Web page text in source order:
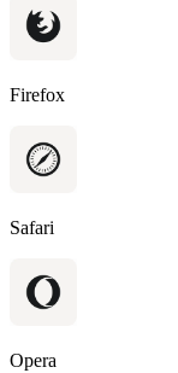
Firefox
Safari
Opera